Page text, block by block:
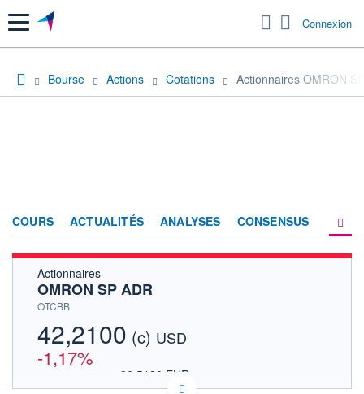
Menu Connexion
Bourse Actions Cotations Actionnaires OMRON
COURS ACTUALITÉS ANALYSES CONSENSUS
ACTIONNAIRES
Actionnaires
OMRON SP ADR
OTCBB
42,2100 (c) USD
-1,17%
36,5180 EUR